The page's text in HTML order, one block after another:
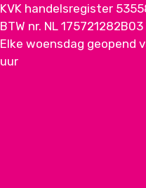
KVK handelsregister
BTW nr. NL 175721282B03
Elke woensdag geopend
uur